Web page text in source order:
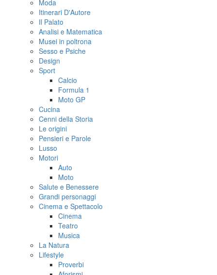
Moda
Itinerari D'Autore
Il Palato
Analisi e Matematica
Musei in poltrona
Sesso e Psiche
Design
Sport
Calcio
Formula 1
Moto GP
Cucina
Cenni della Storia
Le origini
Pensieri e Parole
Lusso
Motori
Auto
Moto
Salute e Benessere
Grandi personaggi
Cinema e Spettacolo
Cinema
Teatro
Musica
La Natura
Lifestyle
Proverbi